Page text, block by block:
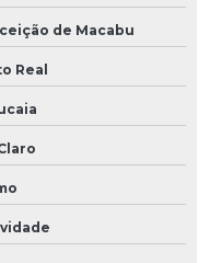
de Macabu
Real